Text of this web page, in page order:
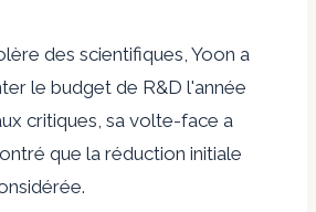
des scientifiques, Yoon a
le budget de R&D l'année
critiques, sa volte-face a
que la réduction initiale